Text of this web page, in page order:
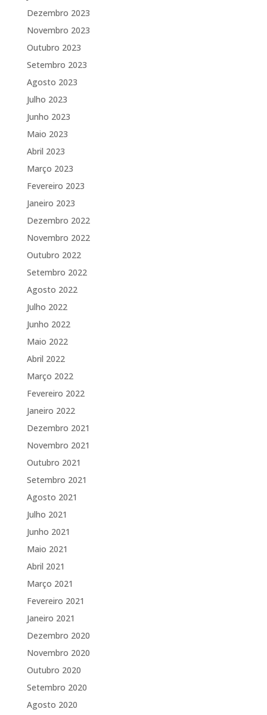
Dezembro 2023
Novembro 2023
Outubro 2023
Setembro 2023
Agosto 2023
Julho 2023
Junho 2023
Maio 2023
Abril 2023
Março 2023
Fevereiro 2023
Janeiro 2023
Dezembro 2022
Novembro 2022
Outubro 2022
Setembro 2022
Agosto 2022
Julho 2022
Junho 2022
Maio 2022
Abril 2022
Março 2022
Fevereiro 2022
Janeiro 2022
Dezembro 2021
Novembro 2021
Outubro 2021
Setembro 2021
Agosto 2021
Julho 2021
Junho 2021
Maio 2021
Abril 2021
Março 2021
Fevereiro 2021
Janeiro 2021
Dezembro 2020
Novembro 2020
Outubro 2020
Setembro 2020
Agosto 2020